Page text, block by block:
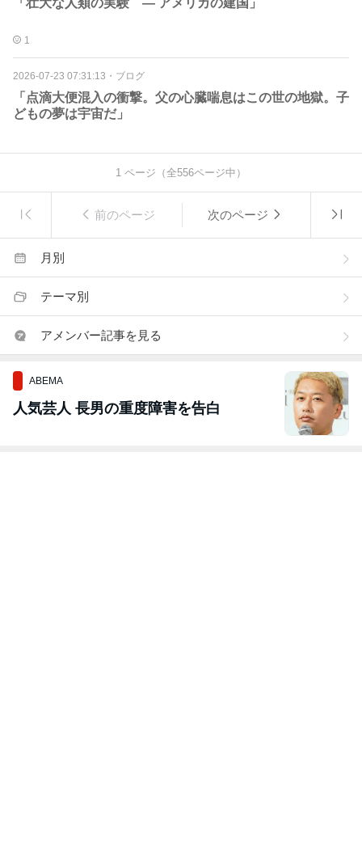
「壮大な人類の実験 ― アメリカの建国」
1
2026-07-23 07:31:13 ・ ブログ
「点滴大便混入の衝撃。父の心臓喘息はこの世の地獄。子
どもの夢は宇宙だ」
1 ページ（全556ページ中）
前のページ 次のページ
月別
テーマ別
アメンバー記事を見る
ABEMA
人気芸人 長男の重度障害を告白